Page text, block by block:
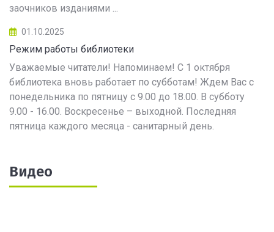
заочников изданиями ...
01.10.2025
Режим работы библиотеки
Уважаемые читатели! Напоминаем! С 1 октября
библиотека вновь работает по субботам! Ждем Вас с
понедельника по пятницу с 9.00 до 18.00. В субботу
9.00 - 16.00. Воскресенье – выходной. Последняя
пятница каждого месяца - санитарный день.
Видео